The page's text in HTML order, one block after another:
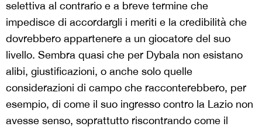
selettiva al contrario e a breve termine che
impedisce di accordargli i meriti e la credibilità che
dovrebbero appartenere a un giocatore del suo
livello. Sembra quasi che per Dybala non esistano
alibi, giustificazioni, o anche solo quelle
considerazioni di campo che racconterebbero, per
esempio, di come il suo ingresso contro la Lazio non
avesse senso, soprattutto riscontrando come il